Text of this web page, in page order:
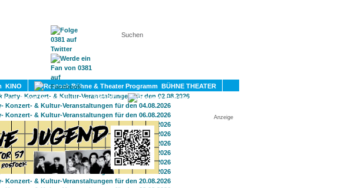
KONTAKT
KINO
BÜHNE THEATER
SPORT
Anzeige